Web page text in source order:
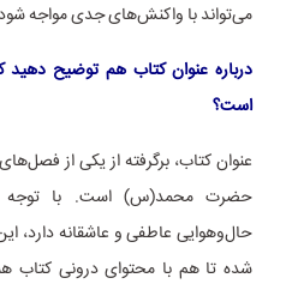
می‌تواند با واکنش‌های جدی مواجه
درباره عنوان کتاب هم توضیح
است؟
عنوان کتاب، برگرفته از یکی از
حضرت محمد(س) است. با توجه
حال‌وهوایی عاطفی و عاشقانه دارد، این
شده تا هم با محتوای درونی کتاب